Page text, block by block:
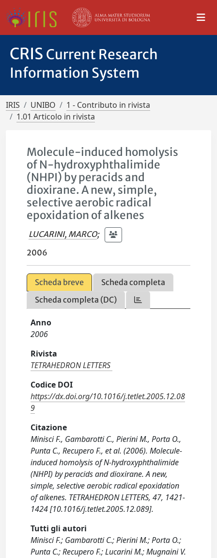
CRIS Current Research
Information System
IRIS UNIBO
1 - Contributo in rivista
1.01 Articolo in rivista
Molecule-induced homolysis
of N-hydroxyphthalimide
(NHPI) by peracids and
dioxirane. A new, simple,
selective aerobic radical
epoxidation of alkenes
LUCARINI, MARCO;
2006
Scheda breve
Scheda completa
Scheda completa (DC)
Anno
2006
Rivista
TETRAHEDRON LETTERS
Codice DOI
https://dx.doi.org/10.1016/j.tetlet.2005.12.08
9
Citazione
Minisci F., Gambarotti C., Pierini M., Porta O.,
Punta C., Recupero F., et al. (2006). Molecule-
induced homolysis of N-hydroxyphthalimide
(NHPI) by peracids and dioxirane. A new,
simple, selective aerobic radical epoxidation
of alkenes. TETRAHEDRON LETTERS, 47, 1421-
1424 [10.1016/j.tetlet.2005.12.089].
Tutti gli autori
Minisci F.; Gambarotti C.; Pierini M.; Porta O.;
Punta C.; Recupero F.; Lucarini M.; Mugnaini V.